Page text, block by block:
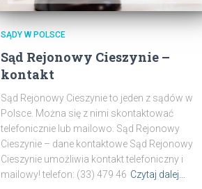
SĄDY W POLSCE
Sąd Rejonowy Cieszynie –
kontakt
Sąd Rejonowy Cieszynie to jeden z sądów w
Polsce. Można się z nimi skontaktować
telefonicznie lub mailowo. Sąd Rejonowy
Cieszynie – dane kontaktowe Sąd Rejonowy
Cieszynie umożliwia kontakt telefoniczny i
mailowy! telefon: (33) 479 46 Czytaj dalej…